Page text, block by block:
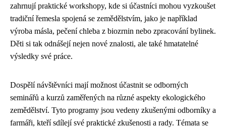
zahrnují praktické workshopy, kde si účastníci mohou vyzkoušet
tradiční řemesla spojená se zemědělstvím, jako je například
výroba másla, pečení chleba z biozrnin nebo zpracování bylinek.
Děti si tak odnášejí nejen nové znalosti, ale také hmatatelné
výsledky své práce.
Dospělí návštěvníci mají možnost účastnit se odborných
seminářů a kurzů zaměřených na různé aspekty ekologického
zemědělství. Tyto programy jsou vedeny zkušenými odborníky a
farmáři, kteří sdílejí své praktické zkušenosti a rady. Témata se